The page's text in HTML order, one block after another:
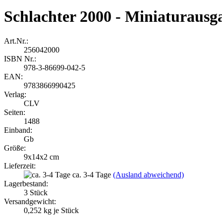
Schlachter 2000 -
Art.Nr.:
256042000
ISBN Nr.:
978-3-86699-042-5
EAN:
9783866990425
Verlag:
CLV
Seiten:
1488
Einband:
Gb
Größe:
9x14x2 cm
Lieferzeit:
ca. 3-4 Tage (Ausland abweichend)
Lagerbestand:
3 Stück
Versandgewicht:
0,252 kg je Stück